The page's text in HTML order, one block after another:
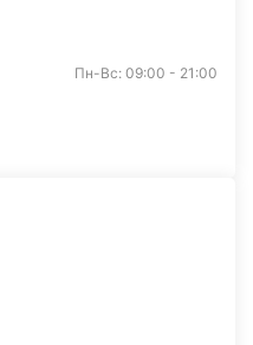
Пн-Вс: 09:00 - 21:00